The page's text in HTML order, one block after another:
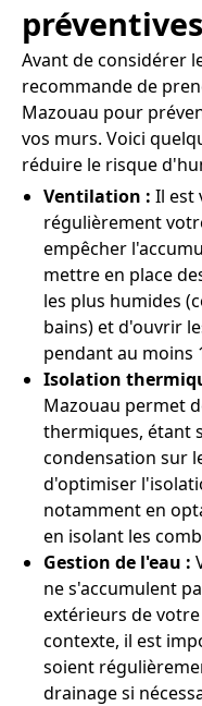
Avant de considérer
recommande de
Mazouau pour
vos murs. Voici
réduire le risque
Ventilation : Il est
régulièrement
empêcher
mettre en place
les plus humides
bains) et d'ouvrir
pendant au moins
Isolation
Mazouau permet
thermiques, étant
condensation sur
d'optimiser
notamment en
en isolant les
Gestion de l'eau :
ne s'accumulent
extérieurs de
contexte, il est
soient
drainage si